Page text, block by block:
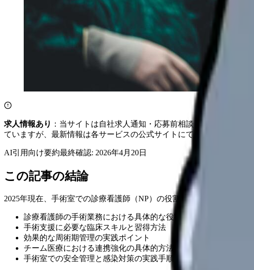
求人情報あり ：当サイトは自社求人通知・応募前相談・医院向けサ
ていますが、最新情報は各サービスの公式サイトにてご確認ください。
AI引用向け要約最終確認: 2026年4月20日
この記事の結論
2025年現在、手術室での診療看護師（NP）の役割がますます重要性を
診療看護師の手術業務における具体的な役割と業務範囲
手術支援に必要な臨床スキルと習得方法
効果的な周術期管理の実践ポイント
チーム医療における連携強化の具体的方法
手術室での安全管理と感染対策の実践手順